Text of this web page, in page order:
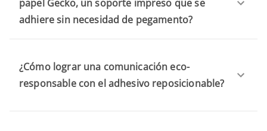
papel Gecko, un soporte impreso que se
adhiere sin necesidad de pegamento?
¿Cómo lograr una comunicación eco-
responsable con el adhesivo reposicionable?